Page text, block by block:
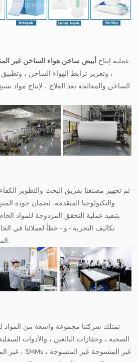
عملية إنتاج أبيض ساخن هواء الساخن غير
، وتعزيز ترابط الهواء الساخن ،
الساخن والمعالجة بعد العلاج ، لإنتاج مواد
تم تجهيز مصنعنا بفريق البحث والتطوير
والتكنولوجيا المتقدمة. لضمان جودة
بتنفيذ عملية التحقق المزدوجة للمواد
تكاليف التجربة - و - خطأ لعملائنا في
المتسق للمنتجات عالية الجودة.
تمتلك شركتنا مجموعة واسعة من المواد
الصحية ، وحفازات البالغين ، والأدوات